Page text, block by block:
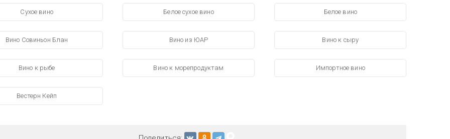
Сухое вино Белое сухое вино Белое вино
Вино Совиньон Блан Вино из ЮАР Вино к сыру
Вино к рыбе Вино к морепродуктам Импортное вино
Вестерн Кейп